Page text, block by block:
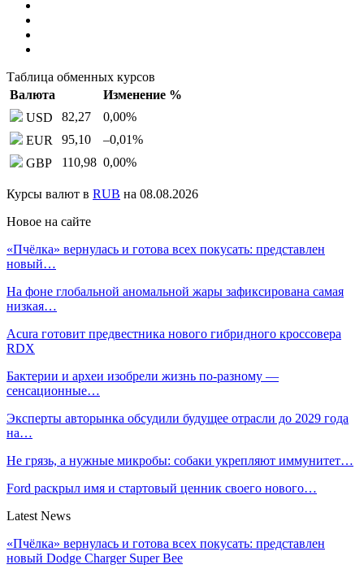
Таблица обменных курсов
Валюта
Изменение %
USD
82,27 0,00%
EUR
95,10 –0,01%
GBP
110,98 0,00%
Курсы валют в RUB на 08.08.2026
Новое на сайте
«Пчёлка» вернулась и готова всех покусать: представлен
новый…
На фоне глобальной аномальной жары зафиксирована самая
низкая…
Acura готовит предвестника нового гибридного кроссовера
RDX
Бактерии и археи изобрели жизнь по-разному —
сенсационные…
Эксперты авторынка обсудили будущее отрасли до 2029 года
на…
Не грязь, а нужные микробы: собаки укрепляют иммунитет…
Ford раскрыл имя и стартовый ценник своего нового…
Latest News
«Пчёлка» вернулась и готова всех покусать: представлен
новый Dodge Charger Super Bee